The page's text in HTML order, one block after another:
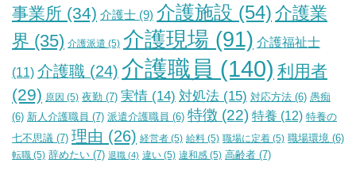
事業所 (34) 介護士 (9) 介護施設 (54) 介護業
界 (35) 介護派遣 (5) 介護現場 (91) 介護福祉士
(11) 介護職 (24) 介護職員 (140) 利用者
(29) 原因 (5) 夜勤 (7) 実情 (14) 対処法 (15) 対応方法 (6) 愚痴
(6) 新人介護職員 (7) 派遣介護職員 (6) 特徴 (22) 特養 (12) 特養の
七不思議 (7) 理由 (26) 経営者 (5) 給料 (5) 職場に定着 (5) 職場環境 (6)
転職 (5) 辞めたい (7) 退職 (4) 違い (5) 違和感 (5) 高齢者 (7)